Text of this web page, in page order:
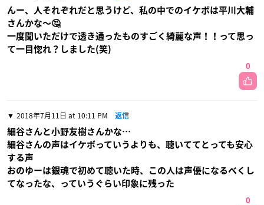
んー、人それぞれだと思うけど、私の中でのイケボは平川大輔
さんかな〜🤔
一度聞いただけで透き通ったものすごく綺麗な声！！って思っ
て一目惚れ？しました(笑)
0
2018年7月11日 at 10:11 PM 返信
細谷さんと小野友樹さんかな…
細谷さんの声はイケボっていうよりも、聴いててとっても安心
する声
おのゆーは銀魂で初めて聴いた時、この人は声優になるべくし
てなったな、っていうぐらい印象に残った
0